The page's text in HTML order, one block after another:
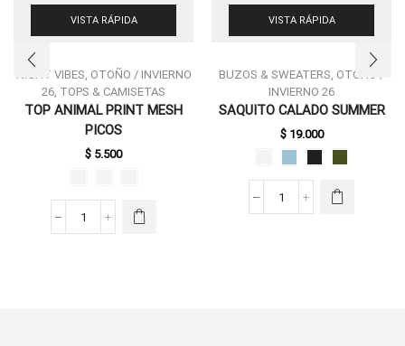
VISTA RÁPIDA
NIGHT VIBES, OTOÑO / INVIERNO
26, TOPS & CAMISETAS
TOP ANIMAL PRINT MESH
PICOS
$ 5.500
TOP
ESTE
PRODUCTO
TIENE
OPCIONES
VISTA RÁPIDA
BUZOS & SWEATERS, OTOÑO /
INVIERNO 26
SAQUITO CALADO SUMMER
$19.000
SAQUITO
ESTE
PRODUCTO
TIENE
MÚLTIPLES
OPCIONES